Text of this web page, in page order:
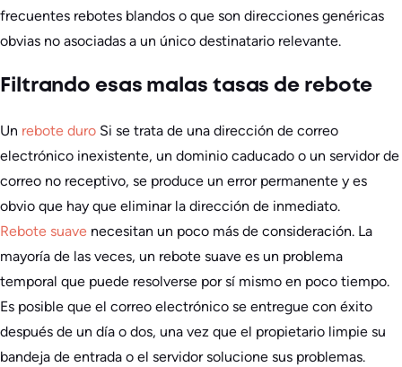
frecuentes rebotes blandos o que son direcciones genéricas
obvias no asociadas a un único destinatario relevante.
Filtrando esas malas tasas de rebote
Un rebote duro Si se trata de una dirección de correo
electrónico inexistente, un dominio caducado o un servidor de
correo no receptivo, se produce un error permanente y es
obvio que hay que eliminar la dirección de inmediato.
Rebote suave necesitan un poco más de consideración. La
mayoría de las veces, un rebote suave es un problema
temporal que puede resolverse por sí mismo en poco tiempo.
Es posible que el correo electrónico se entregue con éxito
después de un día o dos, una vez que el propietario limpie su
bandeja de entrada o el servidor solucione sus problemas.